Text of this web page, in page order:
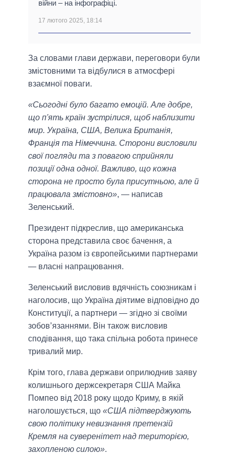
війни – на інфографіці.
17 лютого 2025, 18:14
За словами глави держави, переговори були
змістовними та відбулися в атмосфері
взаємної поваги.
«Сьогодні було багато емоцій. Але добре,
що п'ять країн зустрілися, щоб наблизити
мир. Україна, США, Велика Британія,
Франція та Німеччина. Сторони висловили
свої погляди та з повагою сприйняли
позиції одна одної. Важливо, що кожна
сторона не просто була присутньою, але й
працювала змістовно», — написав
Зеленський.
Президент підкреслив, що американська
сторона представила своє бачення, а
Україна разом із європейськими партнерами
— власні напрацювання.
Зеленський висловив вдячність союзникам і
наголосив, що Україна діятиме відповідно до
Конституції, а партнери — згідно зі своїми
зобов’язаннями. Він також висловив
сподівання, що така спільна робота принесе
тривалий мир.
Крiм того, глава держави оприлюднив заяву
колишнього держсекретаря США Майка
Помпео від 2018 року щодо Криму, в якій
наголошується, що «США підтверджують
свою політику невизнання претензій
Кремля на суверенітет над територією,
захопленою силою».